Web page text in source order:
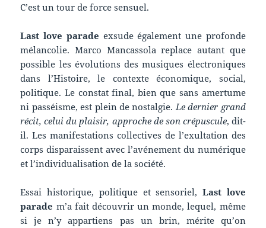
C’est un tour de force sensuel.
Last love parade exsude également une profonde
mélancolie. Marco Mancassola replace autant que
possible les évolutions des musiques électroniques
dans l’Histoire, le contexte économique, social,
politique. Le constat final, bien que sans amertume
ni passéisme, est plein de nostalgie.Le dernier grand
récit, celui du plaisir, approche de son crépuscule, dit-
il. Les manifestations collectives de l’exultation des
corps disparaissent avec l’avénement du numérique
et l’individualisation de la société.
Essai historique, politique et sensoriel, Last love
parade m’a fait découvrir un monde, lequel, même
si je n’y appartiens pas un brin, mérite qu’on